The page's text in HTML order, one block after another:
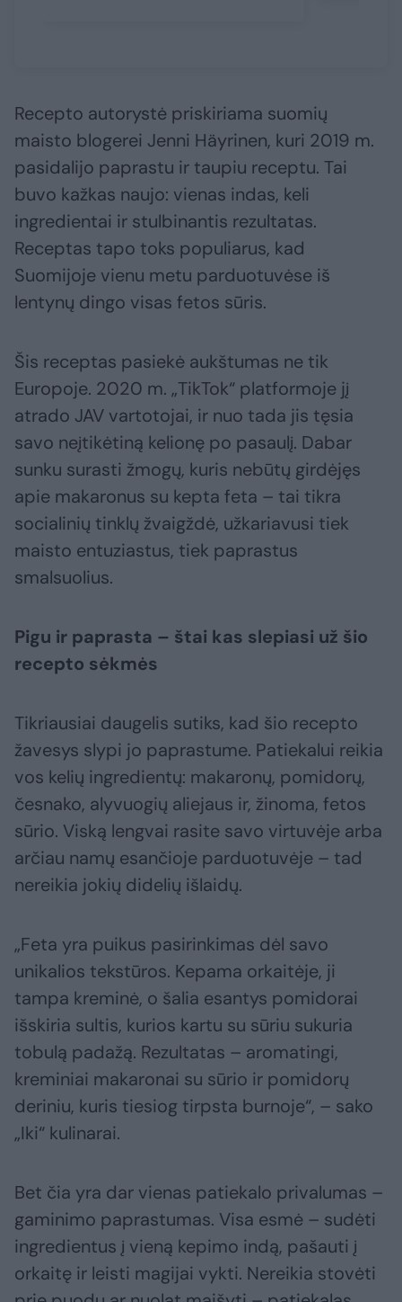
Recepto autorystė priskiriama suomių
maisto blogerei Jenni Häyrinen, kuri 2019 m.
pasidalijo paprastu ir taupiu receptu. Tai
buvo kažkas naujo: vienas indas, keli
ingredientai ir stulbinantis rezultatas.
Receptas tapo toks populiarus, kad
Suomijoje vienu metu parduotuvėse iš
lentynų dingo visas fetos sūris.
Šis receptas pasiekė aukštumas ne tik
Europoje. 2020 m. „TikTok“ platformoje jį
atrado JAV vartotojai, ir nuo tada jis tęsia
savo neįtikėtiną kelionę po pasaulį. Dabar
sunku surasti žmogų, kuris nebūtų girdėjęs
apie makaronus su kepta feta – tai tikra
socialinių tinklų žvaigždė, užkariavusi tiek
maisto entuziastus, tiek paprastus
smalsuolius.
Pigu ir paprasta – štai kas slepiasi už šio
recepto sėkmės
Tikriausiai daugelis sutiks, kad šio recepto
žavesys slypi jo paprastume. Patiekalui reikia
vos kelių ingredientų: makaronų, pomidorų,
česnako, alyvuogių aliejaus ir, žinoma, fetos
sūrio. Viską lengvai rasite savo virtuvėje arba
arčiau namų esančioje parduotuvėje – tad
nereikia jokių didelių išlaidų.
„Feta yra puikus pasirinkimas dėl savo
unikalios tekstūros. Kepama orkaitėje, ji
tampa kreminė, o šalia esantys pomidorai
išskiria sultis, kurios kartu su sūriu sukuria
tobulą padažą. Rezultatas – aromatingi,
kreminiai makaronai su sūrio ir pomidorų
deriniu, kuris tiesiog tirpsta burnoje“, – sako
„Iki“ kulinarai.
Bet čia yra dar vienas patiekalo privalumas –
gaminimo paprastumas. Visa esmė – sudėti
ingredientus į vieną kepimo indą, pašauti į
orkaitę ir leisti magijai vykti. Nereikia stovėti